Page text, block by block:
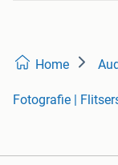
Home
Fotografie |